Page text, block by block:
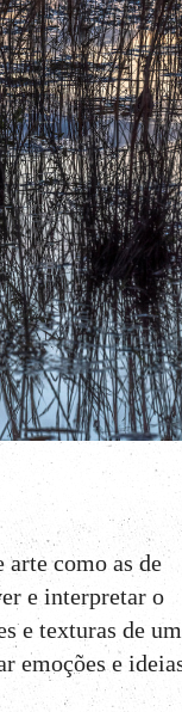
arte como as de
e interpretar o
e texturas de
emoções e